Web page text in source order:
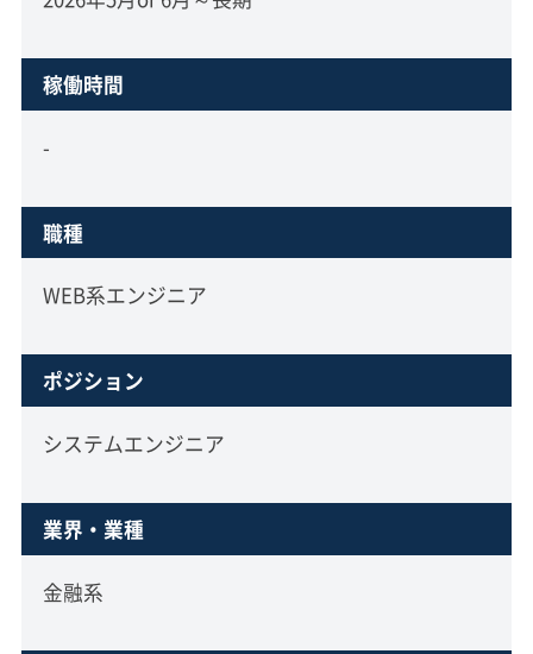
稼働時間
-
職種
WEB系エンジニア
ポジション
システムエンジニア
業界・業種
金融系